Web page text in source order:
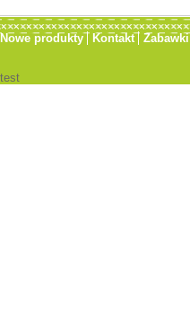
Nowe produkty Kontakt Zabawki
test